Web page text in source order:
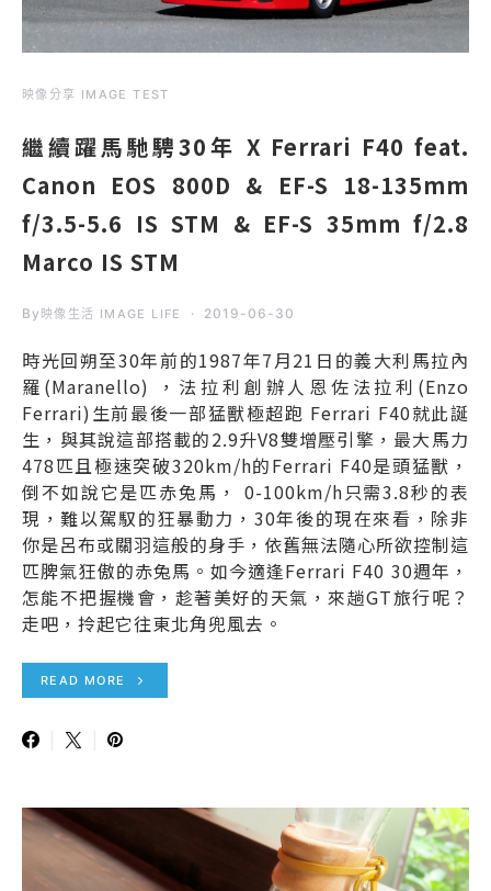
映像分享 IMAGE TEST
繼續躍馬馳騁30年 X Ferrari F40 feat.
Canon EOS 800D & EF-S 18-135mm
f/3.5-5.6 IS STM & EF-S 35mm f/2.8
Marco IS STM
By 映像生活 IMAGE LIFE 2019-06-30
時光回朔至30年前的1987年7月21日的義大利馬拉內
羅(Maranello) ，法拉利創辦人恩佐法拉利(Enzo
Ferrari)生前最後一部猛獸極超跑 Ferrari F40就此誕
生，與其說這部搭載的2.9升V8雙增壓引擎，最大馬力
478匹且極速突破320km/h的Ferrari F40是頭猛獸，
倒不如說它是匹赤兔馬， 0-100km/h只需3.8秒的表
現，難以駕馭的狂暴動力，30年後的現在來看，除非
你是呂布或關羽這般的身手，依舊無法隨心所欲控制這
匹脾氣狂傲的赤兔馬。如今適逢Ferrari F40 30週年，
怎能不把握機會，趁著美好的天氣，來趟GT旅行呢？
走吧，拎起它往東北角兜風去。
READ MORE